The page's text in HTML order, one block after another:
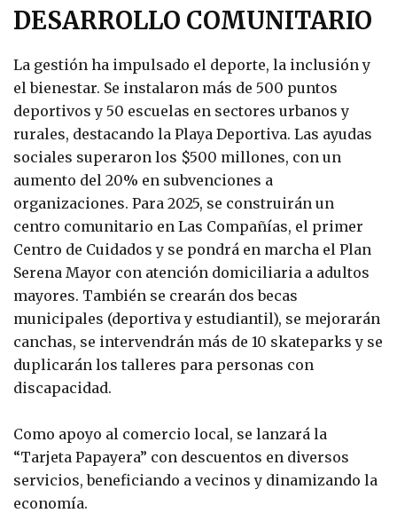
DESARROLLO COMUNITARIO
La gestión ha impulsado el deporte, la inclusión y
el bienestar. Se instalaron más de 500 puntos
deportivos y 50 escuelas en sectores urbanos y
rurales, destacando la Playa Deportiva. Las ayudas
sociales superaron los $500 millones, con un
aumento del 20% en subvenciones a
organizaciones. Para 2025, se construirán un
centro comunitario en Las Compañías, el primer
Centro de Cuidados y se pondrá en marcha el Plan
Serena Mayor con atención domiciliaria a adultos
mayores. También se crearán dos becas
municipales (deportiva y estudiantil), se mejorarán
canchas, se intervendrán más de 10 skateparks y se
duplicarán los talleres para personas con
discapacidad.
Como apoyo al comercio local, se lanzará la
“Tarjeta Papayera” con descuentos en diversos
servicios, beneficiando a vecinos y dinamizando la
economía.